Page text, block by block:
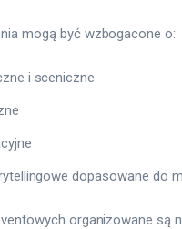
mogą być wzbogacone o:
i sceniczne
dopasowane do
organizowane są